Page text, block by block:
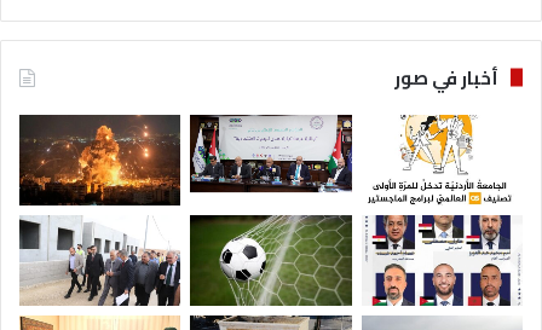
أخبار في صور